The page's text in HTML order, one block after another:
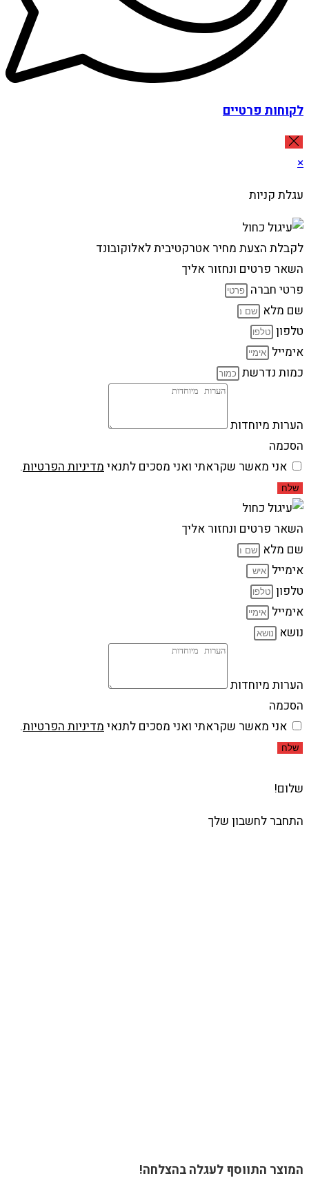
לקוחות פרטיים
×
עגלת קניות
לקבלת הצעת מחיר אטרקטיבית לאלוקובונד
השאר פרטים ונחזור אליך
פרטי חברה
שם מלא
טלפון
אימייל
כמות נדרשת
הערות מיוחדות
הסכמה
אני מאשר שקראתי ואני מסכים לתנאימדיניות הפרטיות.
שלח
השאר פרטים ונחזור אליך
שם מלא
אימייל
טלפון
אימייל
נושא
הערות מיוחדות
הסכמה
אני מאשר שקראתי ואני מסכים לתנאימדיניות הפרטיות.
שלח
שלום!
התחבר לחשבון שלך
המוצר התווסף לעגלה בהצלחה!